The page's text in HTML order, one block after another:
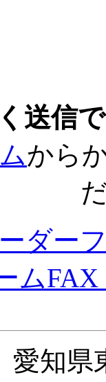
送信
から
ダー
ムFAX
知県